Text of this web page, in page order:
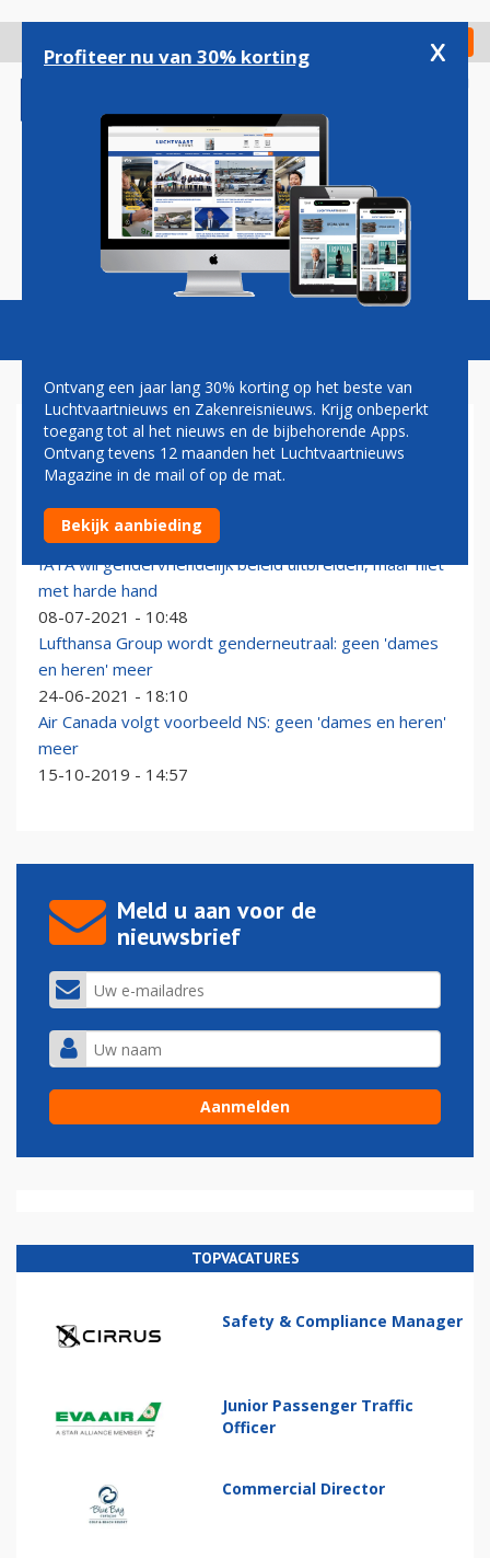
gaan
Check in
Magazine Podcasts Vacatures
GENDERNEUTRAAL
Genderneutraal vliegen in de VS
02-07-2022 - 10:20
IATA wil gendervriendelijk beleid uitbreiden, maar niet
met harde hand
08-07-2021 - 10:48
Lufthansa Group wordt genderneutraal: geen 'dames
en heren' meer
24-06-2021 - 18:10
Air Canada volgt voorbeeld NS: geen 'dames en heren'
meer
15-10-2019 - 14:57
Meld u aan voor de
nieuwsbrief
TOPVACATURES
Safety & Compliance Manager
Junior Passenger Traffic
Officer
Commercial Director
Profiteer nu van 30% korting x
Ontvang een jaar lang 30% korting op het beste van
Luchtvaartnieuws en Zakenreisnieuws. Krijg onbeperkt
toegang tot al het nieuws en de bijbehorende Apps.
Ontvang tevens 12 maanden het Luchtvaartnieuws
Magazine in de mail of op de mat.
Bekijk aanbieding